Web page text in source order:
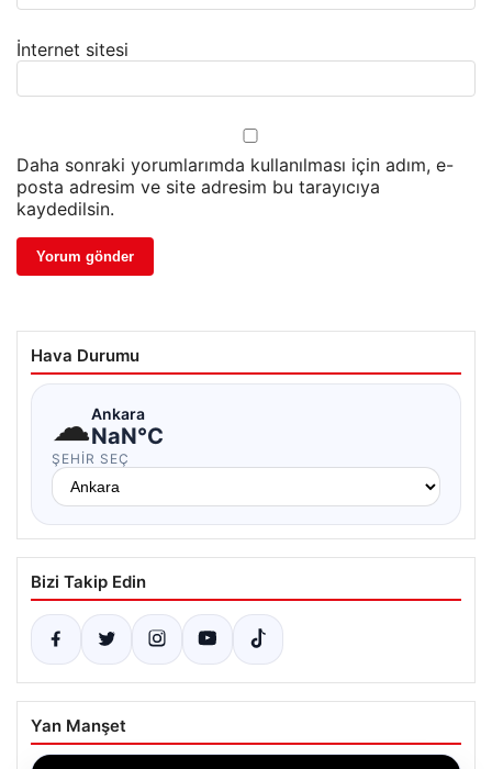
İnternet sitesi
Daha sonraki yorumlarımda kullanılması için adım, e-
posta adresim ve site adresim bu tarayıcıya
kaydedilsin.
Hava Durumu
☁Ankara
NaN°C
ŞEHIR SEÇ
Bizi Takip Edin
Yan Manşet